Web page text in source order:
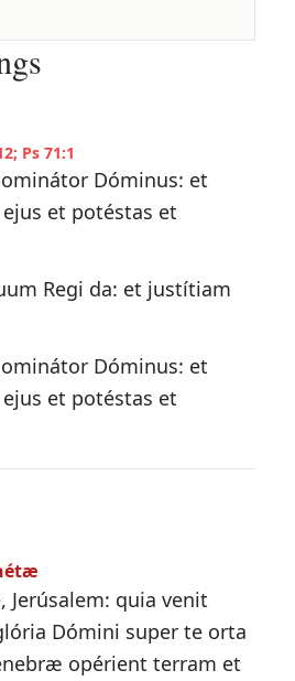
Ps 71:1
Dóminus: et
et potéstas et
Regi da: et justítiam
Dóminus: et
et potéstas et
Jerúsalem: quia venit
Dómini super te orta
opérient terram et